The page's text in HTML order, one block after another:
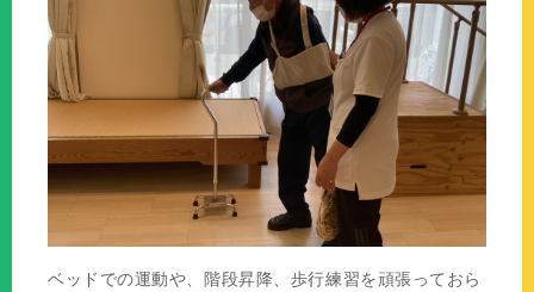
ベッドでの運動や、階段昇降、歩行練習を頑張っておら